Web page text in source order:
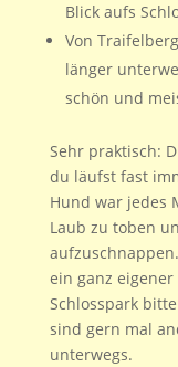
Blick aufs
Von
länger
schön und
Sehr praktisch:
du läufst fast
Hund war jedes
Laub zu toben
ein ganz
Schlosspark
sind gern mal
unterwegs.